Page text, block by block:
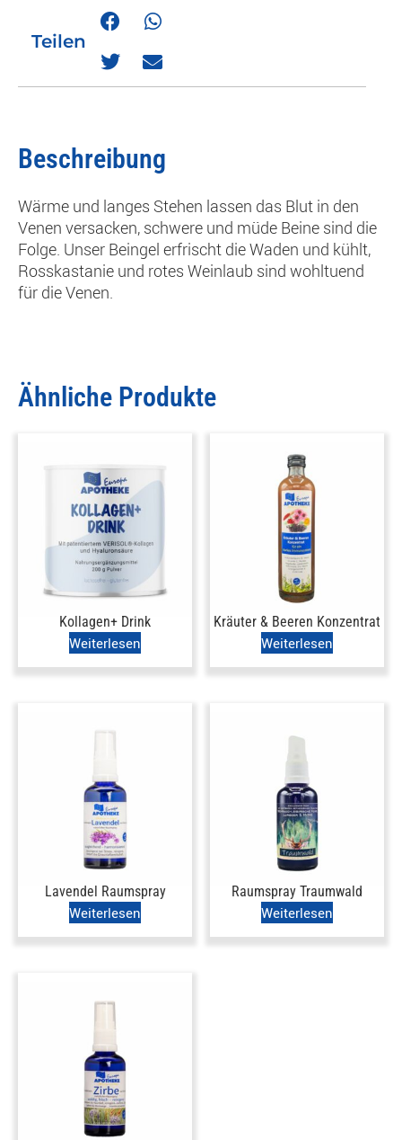
Teilen
Beschreibung
Wärme und langes Stehen lassen das Blut in den
Venen versacken, schwere und müde Beine sind die
Folge. Unser Beingel erfrischt die Waden und kühlt,
Rosskastanie und rotes Weinlaub sind wohltuend
für die Venen.
Ähnliche Produkte
Kollagen+ Drink
Weiterlesen
Kräuter & Beeren Konzentrat
Weiterlesen
Lavendel Raumspray
Weiterlesen
Raumspray Traumwald
Weiterlesen